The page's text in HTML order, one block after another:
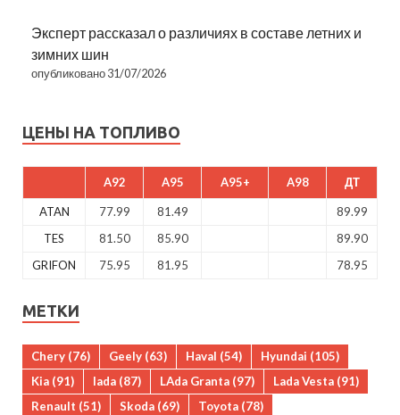
Эксперт рассказал о различиях в составе летних и
зимних шин
опубликовано 31/07/2026
ЦЕНЫ НА ТОПЛИВО
A92 A95 A95+ A98 ДТ
ATAN 77.99 81.49
89.99
TES
81.50 85.90
89.90
GRIFON
75.95 81.95 78.95
МЕТКИ
Chery (76) Geely (63) Haval (54) Hyundai (105)
Kia (91) lada (87) LAda Granta (97) Lada Vesta (91)
Renault (51) Skoda (69) Toyota (78)